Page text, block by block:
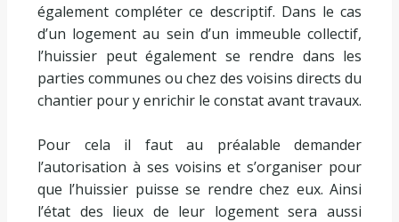
également compléter ce descriptif. Dans le cas
d’un logement au sein d’un immeuble collectif,
l’huissier peut également se rendre dans les
parties communes ou chez des voisins directs du
chantier pour y enrichir le constat avant travaux.
Pour cela il faut au préalable demander
l’autorisation à ses voisins et s’organiser pour
que l’huissier puisse se rendre chez eux. Ainsi
l’état des lieux de leur logement sera aussi